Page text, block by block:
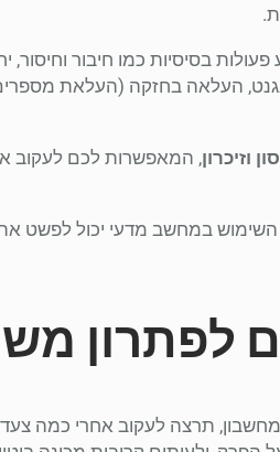
פעולות בסיסיות כמו חיבור וחיסור,
העלאה בחזקה (העלאת
וזיכרון, המאפשרות לכם לעקוב
השימוש במחשב מדעי יכול לפשט
לפתרון
תרצה לעקוב אחרי כמה